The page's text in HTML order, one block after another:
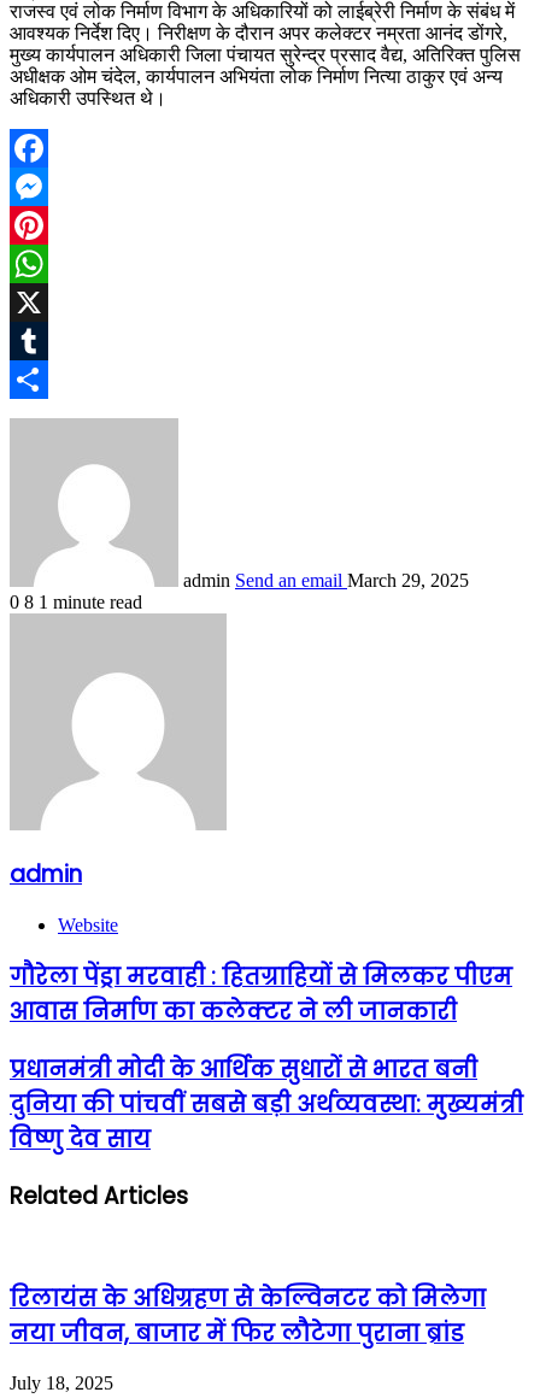
राजस्व एवं लोक निर्माण विभाग के अधिकारियों को लाईब्रेरी निर्माण के संबंध में
आवश्यक निर्देश दिए। निरीक्षण के दौरान अपर कलेक्टर नम्रता आनंद डोंगरे,
मुख्य कार्यपालन अधिकारी जिला पंचायत सुरेन्द्र प्रसाद वैद्य, अतिरिक्त पुलिस
अधीक्षक ओम चंदेल, कार्यपालन अभियंता लोक निर्माण नित्या ठाकुर एवं अन्य
अधिकारी उपस्थित थे।
Facebook
Messenger
Pinterest
WhatsApp
X
Tumblr
Share
admin Send an email March 29, 2025
0 8 1 minute read
admin
Website
गौरेला पेंड्रा मरवाही : हितग्राहियों से मिलकर पीएम
आवास निर्माण का कलेक्टर ने ली जानकारी
प्रधानमंत्री मोदी के आर्थिक सुधारों से भारत बनी
दुनिया की पांचवीं सबसे बड़ी अर्थव्यवस्था: मुख्यमंत्री
विष्णु देव साय
Related Articles
रिलायंस के अधिग्रहण से केल्विनटर को मिलेगा
नया जीवन, बाजार में फिर लौटेगा पुराना ब्रांड
July 18, 2025